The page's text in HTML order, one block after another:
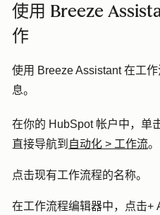
使用 Breeze
作
使用 Breeze Assistant 在工
息。
在你的 HubSpot 帐户中，单
直接导航到 自动化 > 工作流。
点击现有工作流程的名称。
在工作流程编辑器中，点击+